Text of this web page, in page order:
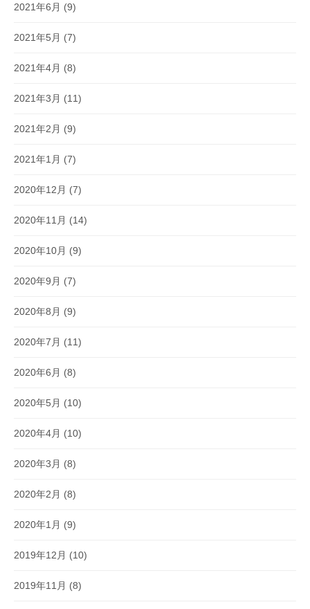
2021年6月 (9)
2021年5月 (7)
2021年4月 (8)
2021年3月 (11)
2021年2月 (9)
2021年1月 (7)
2020年12月 (7)
2020年11月 (14)
2020年10月 (9)
2020年9月 (7)
2020年8月 (9)
2020年7月 (11)
2020年6月 (8)
2020年5月 (10)
2020年4月 (10)
2020年3月 (8)
2020年2月 (8)
2020年1月 (9)
2019年12月 (10)
2019年11月 (8)